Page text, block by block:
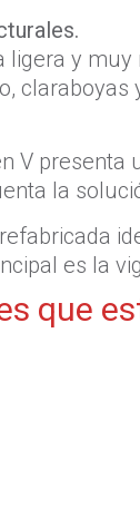
ligera y
V
la
es la
que